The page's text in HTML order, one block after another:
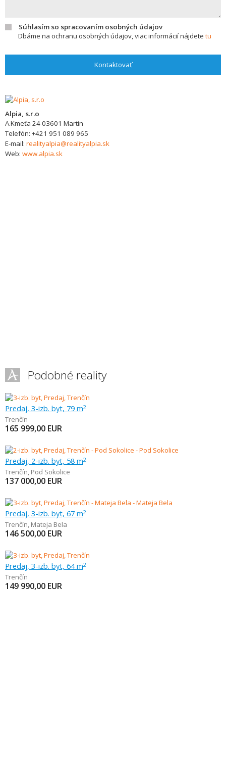
Súhlasím so spracovaním osobných údajov
Dbáme na ochranu osobných údajov, viac informácií nájdete tu
Kontaktovať
Alpia, s.r.o
A.Kmeťa 2403601 Martin
Telefón: +421 951 089 965
E-mail: realityalpia@realityalpia.sk
Web: www.alpia.sk
Podobné reality
Predaj, 3-izb. byt, 79 m2
Trenčín
165 999,00 EUR
Predaj, 2-izb. byt, 58 m2
Trenčín, Pod Sokolice
137 000,00 EUR
Predaj, 3-izb. byt, 67 m2
Trenčín, Mateja Bela
146 500,00 EUR
Predaj, 3-izb. byt, 64 m2
Trenčín
149 990,00 EUR